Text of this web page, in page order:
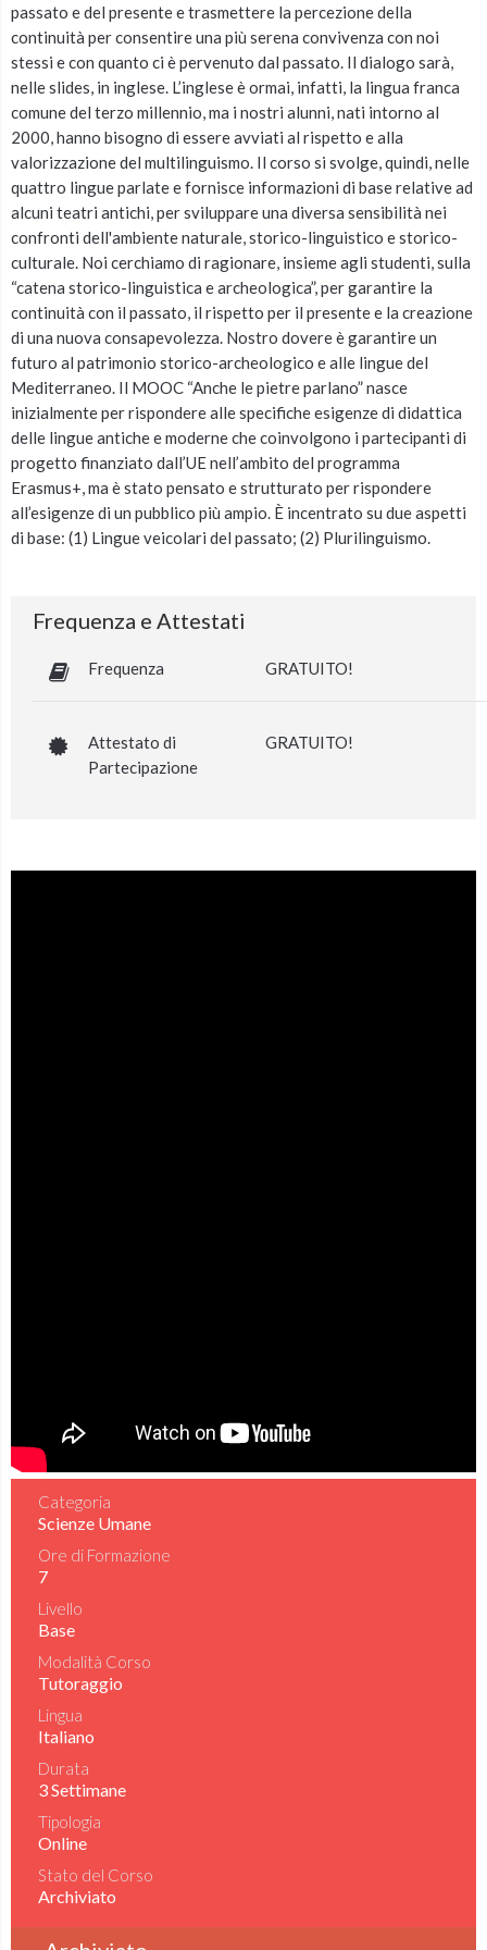
passato e del presente e trasmettere la percezione della
continuità per consentire una più serena convivenza con noi
stessi e con quanto ci è pervenuto dal passato. Il dialogo sarà,
nelle slides, in inglese. L’inglese è ormai, infatti, la lingua franca
comune del terzo millennio, ma i nostri alunni, nati intorno al
2000, hanno bisogno di essere avviati al rispetto e alla
valorizzazione del multilinguismo. Il corso si svolge, quindi, nelle
quattro lingue parlate e fornisce informazioni di base relative ad
alcuni teatri antichi, per sviluppare una diversa sensibilità nei
confronti dell'ambiente naturale, storico-linguistico e storico-
culturale. Noi cerchiamo di ragionare, insieme agli studenti, sulla
“catena storico-linguistica e archeologica”, per garantire la
continuità con il passato, il rispetto per il presente e la creazione
di una nuova consapevolezza. Nostro dovere è garantire un
futuro al patrimonio storico-archeologico e alle lingue del
Mediterraneo. Il MOOC “Anche le pietre parlano” nasce
inizialmente per rispondere alle specifiche esigenze di didattica
delle lingue antiche e moderne che coinvolgono i partecipanti di
progetto finanziato dall’UE nell’ambito del programma
Erasmus+, ma è stato pensato e strutturato per rispondere
all’esigenze di un pubblico più ampio. È incentrato su due aspetti
di base: (1) Lingue veicolari del passato; (2) Plurilinguismo.
Frequenza e Attestati
Frequenza GRATUITO!
Attestato di
Partecipazione
GRATUITO!
Categoria
Scienze Umane
Ore di Formazione
7
Livello
Base
Modalità Corso
Tutoraggio
Lingua
Italiano
Durata
3 Settimane
Tipologia
Online
Stato del Corso
Archiviato